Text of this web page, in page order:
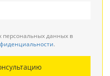
персональных данных в
.